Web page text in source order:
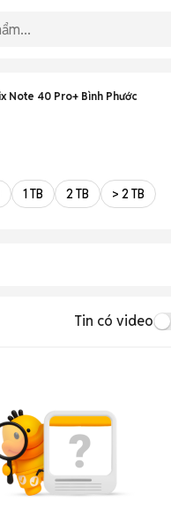
Note 40 Pro+ Bình Phước
1 TB 2 TB > 2 TB
Tin có video